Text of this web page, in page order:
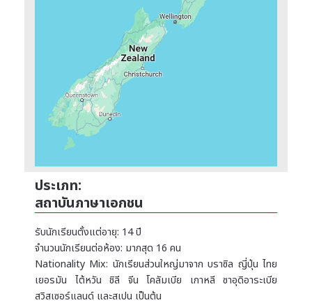
ประเภท:
สถาบันภาษาเอกชน
รับนักเรียนตั้งแต่อายุ: 14 ปี
จำนวนนักเรียนต่อห้อง: มากสุด 16 คน
Nationality Mix: นักเรียนส่วนใหญ่มาจาก บราซิล ญี่ปุ่น ไทย
เยอรมัน ไต้หวัน ชิลี จีน โคลัมเบีย เกาหลี ซาอุดิอาระเบีย
สวิสเซอร์แลนด์ และสเปน เป็นต้น